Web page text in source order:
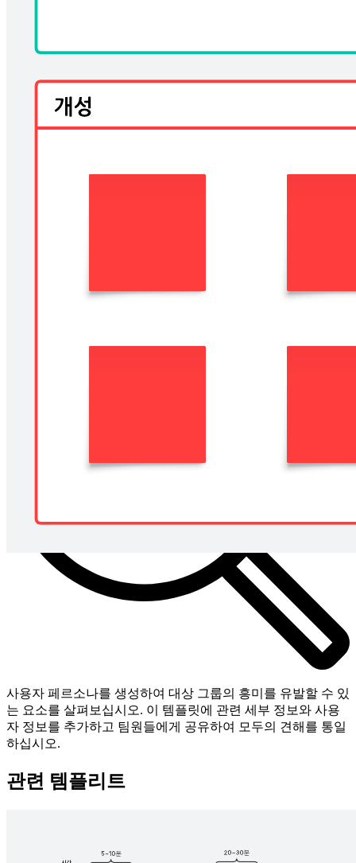
사용자 페르소나를 생성하여 대상 그룹의 흥미를 유발할 수 있
는 요소를 살펴보십시오. 이 템플릿에 관련 세부 정보와 사용
자 정보를 추가하고 팀원들에게 공유하여 모두의 견해를 통일
하십시오.
관련 템플리트